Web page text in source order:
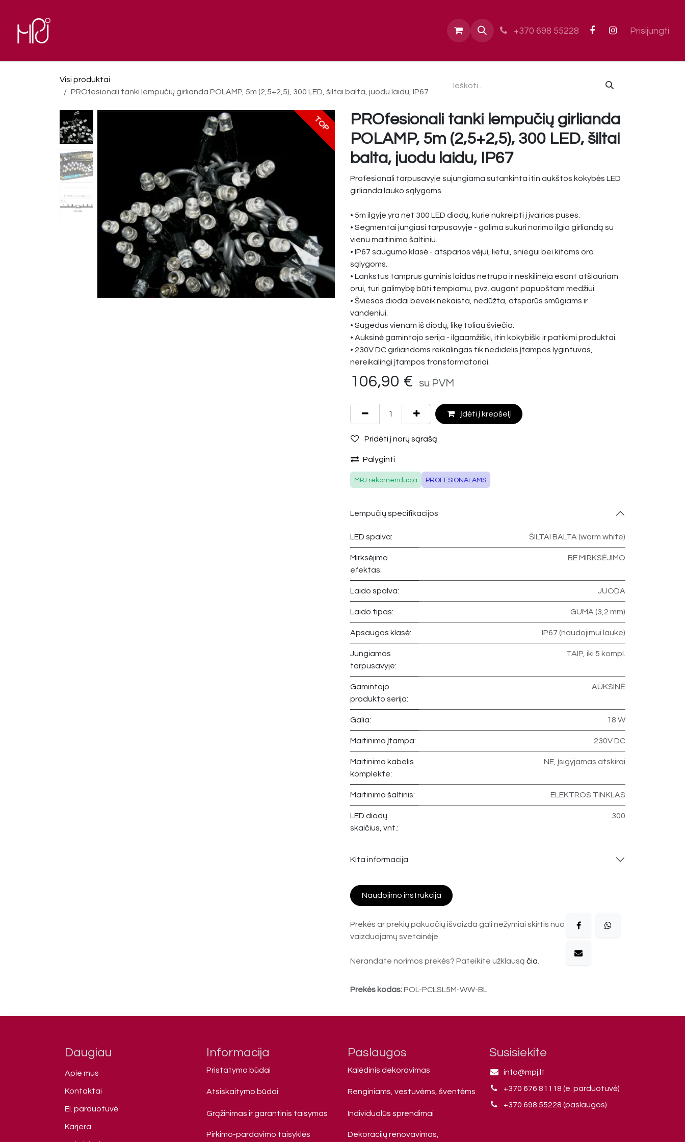
Kontaktai +370 698 55228 Prisijungti
Visi produktai
PROfesionali tanki lempučių girlianda POLAMP, 5m (2,5+2,5), 300 LED, šiltai balta, juodu laidu, IP67
TOP
PROfesionali tanki lempučių girlianda
POLAMP, 5m (2,5+2,5), 300 LED, šiltai
balta, juodu laidu, IP67
Profesionali tarpusavyje sujungiama sutankinta itin aukštos kokybės LED
girlianda lauko sąlygoms.
• 5m ilgyje yra net 300 LED diodų, kurie nukreipti į įvairias puses.
• Segmentai jungiasi tarpusavyje - galima sukuri norimo ilgio girliandą su
vienu maitinimo šaltiniu.
• IP67 saugumo klasė - atsparios vėjui, lietui, sniegui bei kitoms oro
sąlygoms.
• Lankstus tamprus guminis laidas netrupa ir neskilinėja esant atšiauriam
orui, turi galimybę būti tempiamu, pvz. augant papuoštam medžiui.
• Šviesos diodai beveik nekaista, nedūžta, atsparūs smūgiams ir
vandeniui.
• Sugedus vienam iš diodų, likę toliau šviečia.
• Auksinė gamintojo serija - ilgaamžiški, itin kokybiški ir patikimi produktai.
• 230V DC girliandoms reikalingas tik nedidelis įtampos lygintuvas,
nereikalingi įtampos transformatoriai.
106,90 € su PVM
Įdėti į krepšelį
Pridėti į norų sąrašą
Palyginti
MPJ rekomenduoja PROFESIONALAMS
Lempučių specifikacijos
LED spalva: ŠILTAI BALTA (warm white)
Mirksėjimo
efektas:
BE MIRKSĖJIMO
Laido spalva: JUODA
Laido tipas: GUMA (3,2 mm)
Apsaugos klasė: IP67 (naudojimui lauke)
Jungiamos
tarpusavyje:
TAIP, iki 5 kompl.
Gamintojo
produkto serija:
AUKSINĖ
Galia: 18 W
Maitinimo įtampa: 230V DC
Maitinimo kabelis
komplekte:
NE, įsigyjamas atskirai
Maitinimo šaltinis: ELEKTROS TINKLAS
LED diodų
skaičius, vnt.:
300
Kita informacija
Naudojimo instrukcija
Prekės ar prekių pakuočių išvaizda gali nežymiai skirtis nuo
vaizduojamų svetainėje.
Nerandate norimos prekės? Pateikite užklausą čia
Prekės kodas:POL-PCLSL5M-WW-BL
Daugiau
Apie mus
Kontaktai
El. parduotuvė
Karjera
Informacija
Pristatymo būdai
Atsiskaitymo būdai
Grąžinimas ir garantinis taisymas
Pirkimo-pardavimo taisyklės
Paslaugos
Kalėdinis dekoravimas
Renginiams, vestuvėms, šventėms
Individualūs sprendimai
Dekoracijų renovavimas,
Susisiekite
info@mpj.lt
+370 676 81118 (e. parduotuvė)
+370 698 55228 (paslaugos)